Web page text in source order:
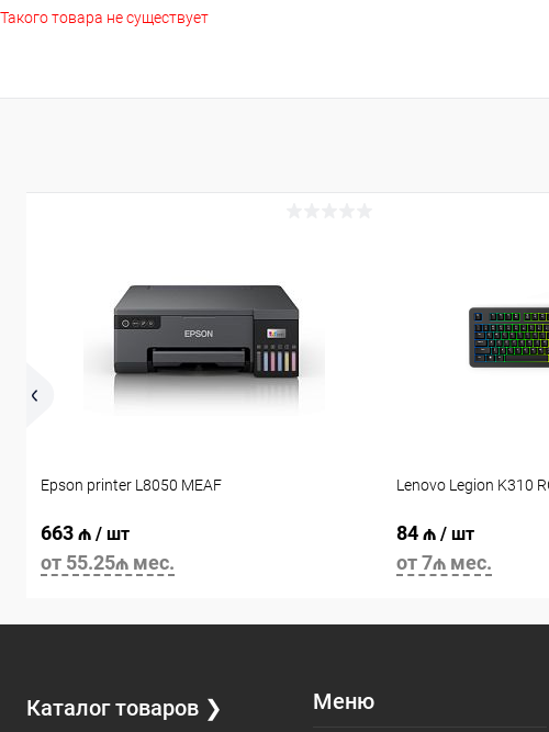
Такого товара не существует
Epson printer L8050 MEAF
663 ₼ / шт
от 55.25₼ мес.
Lenovo Legion K310
84 ₼ / шт
от 7₼ мес.
Каталог товаров ❯ Меню